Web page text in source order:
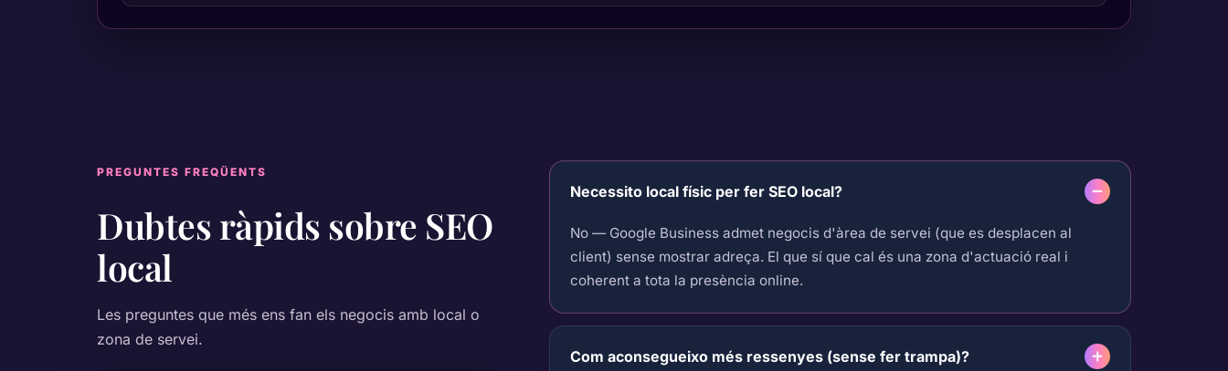
PREGUNTES FREQÜENTS
Dubtes ràpids sobre SEO
local
Les preguntes que més ens fan els negocis amb local o
zona de servei.
Necessito local físic per fer SEO local?
No — Google Business admet negocis d'àrea de servei (que es desplacen al
client) sense mostrar adreça. El que sí que cal és una zona d'actuació real i
coherent a tota la presència online.
Com aconsegueixo més ressenyes (sense fer trampa)?